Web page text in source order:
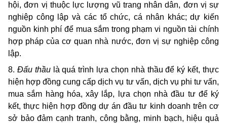
hội, đơn vị thuộc lực lượng vũ trang nhân dân, đơn vị sự
nghiệp công lập và các tổ chức, cá nhân khác; dự kiến
nguồn kinh phí để mua sắm trong phạm vi nguồn tài chính
hợp pháp của cơ quan nhà nước, đơn vị sự nghiệp công
lập.
8. Đấu thầulà quá trình lựa chọn nhà thầu để ký kết, thực
hiện hợp đồng cung cấp dịch vụ tư vấn, dịch vụ phi tư vấn,
mua sắm hàng hóa, xây lắp, lựa chọn nhà đầu tư để ký
kết, thực hiện hợp đồng dự án đầu tư kinh doanh trên cơ
sở bảo đảm cạnh tranh, công bằng, minh bạch, hiệu quả